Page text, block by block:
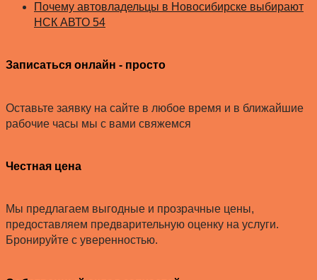
Почему автовладельцы в Новосибирске выбирают
НСК АВТО 54
Записаться онлайн - просто
Оставьте заявку на сайте в любое время и в ближайшие
рабочие часы мы с вами свяжемся
Честная цена
Мы предлагаем выгодные и прозрачные цены,
предоставляем предварительную оценку на услуги.
Бронируйте с уверенностью.